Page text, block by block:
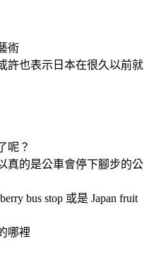
術
許也表示日本在很久以前就
呢？
真的是公車會停下腳步的公
bus stop 或是 Japan fruit
哪裡